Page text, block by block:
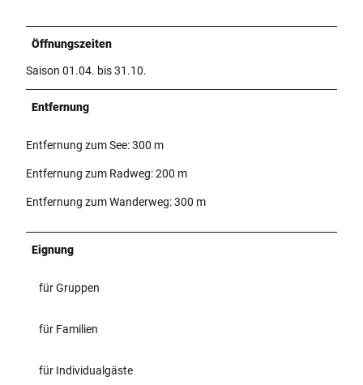
Öffnungszeiten
Saison 01.04. bis 31.10.
Entfernung
Entfernung zum See: 300 m
Entfernung zum Radweg: 200 m
Entfernung zum Wanderweg: 300 m
Eignung
für Gruppen
für Familien
für Individualgäste